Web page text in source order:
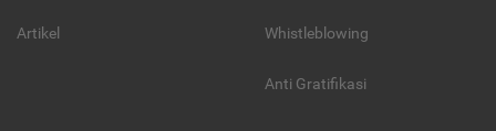
Artikel Whistleblowing
Anti Gratifikasi